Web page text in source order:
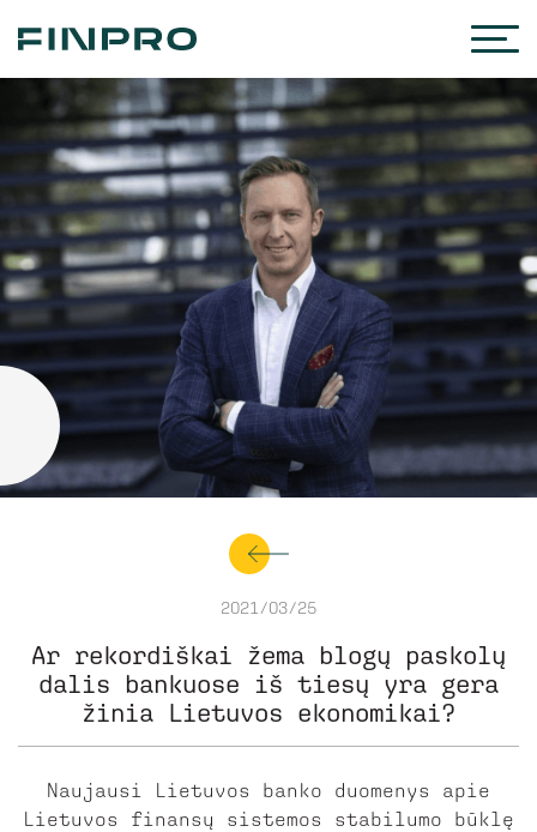
2021/03/25
Ar rekordiškai žema blogų paskolų
dalis bankuose iš tiesų yra gera
žinia Lietuvos ekonomikai?
Naujausi Lietuvos banko duomenys apie
Lietuvos finansų sistemos stabilumo būklę